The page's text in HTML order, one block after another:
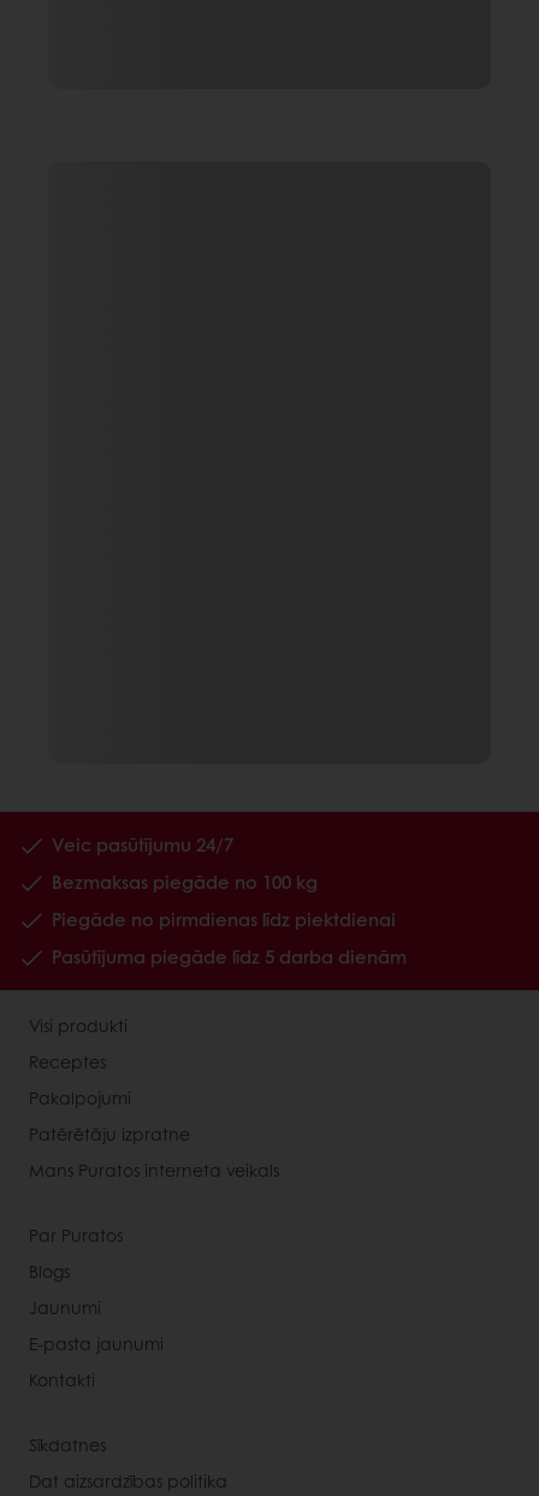
Veic pasūtījumu 24/7
Bezmaksas piegāde no 100 kg
Piegāde no pirmdienas līdz piektdienai
Pasūtījuma piegāde līdz 5 darba dienām
Visi produkti
Receptes
Pakalpojumi
Patērētāju izpratne
Mans Puratos interneta veikals
Par Puratos
Blogs
Jaunumi
E-pasta jaunumi
Kontakti
Sīkdatnes
Dat aizsardzības politika